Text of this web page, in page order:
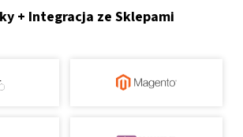
+ Integracja ze Sklepami